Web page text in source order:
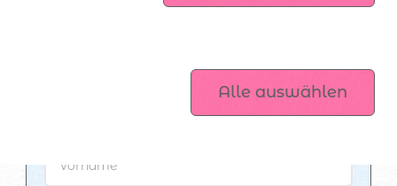
Alle auswählen